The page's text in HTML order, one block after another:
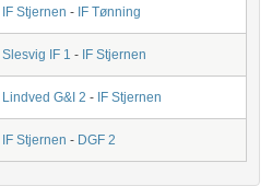
IF Stjernen - IF Tønning
Slesvig IF 1 - IF Stjernen
Lindved G&I 2 - IF Stjernen
IF Stjernen - DGF 2